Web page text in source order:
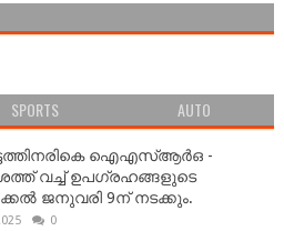
SPORTS AUTO
ഐഎസ്ആർഒ -
വച്ച് ഉപഗ്രഹങ്ങളുടെ
ജനുവരി 9ന് നടക്കും.
0